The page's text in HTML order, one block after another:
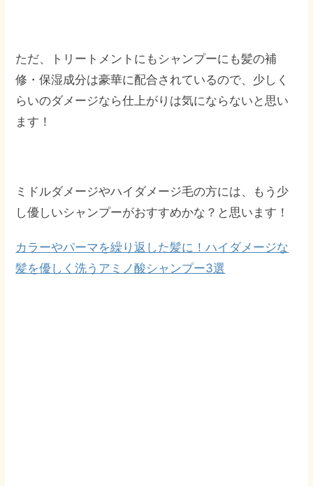
ただ、トリートメントにもシャンプーにも髪の補
修・保湿成分は豪華に配合されているので、少しく
らいのダメージなら仕上がりは気にならないと思い
ます！
ミドルダメージやハイダメージ毛の方には、もう少
し優しいシャンプーがおすすめかな？と思います！
カラーやパーマを繰り返した髪に！ハイダメージな
髪を優しく洗うアミノ酸シャンプー3選